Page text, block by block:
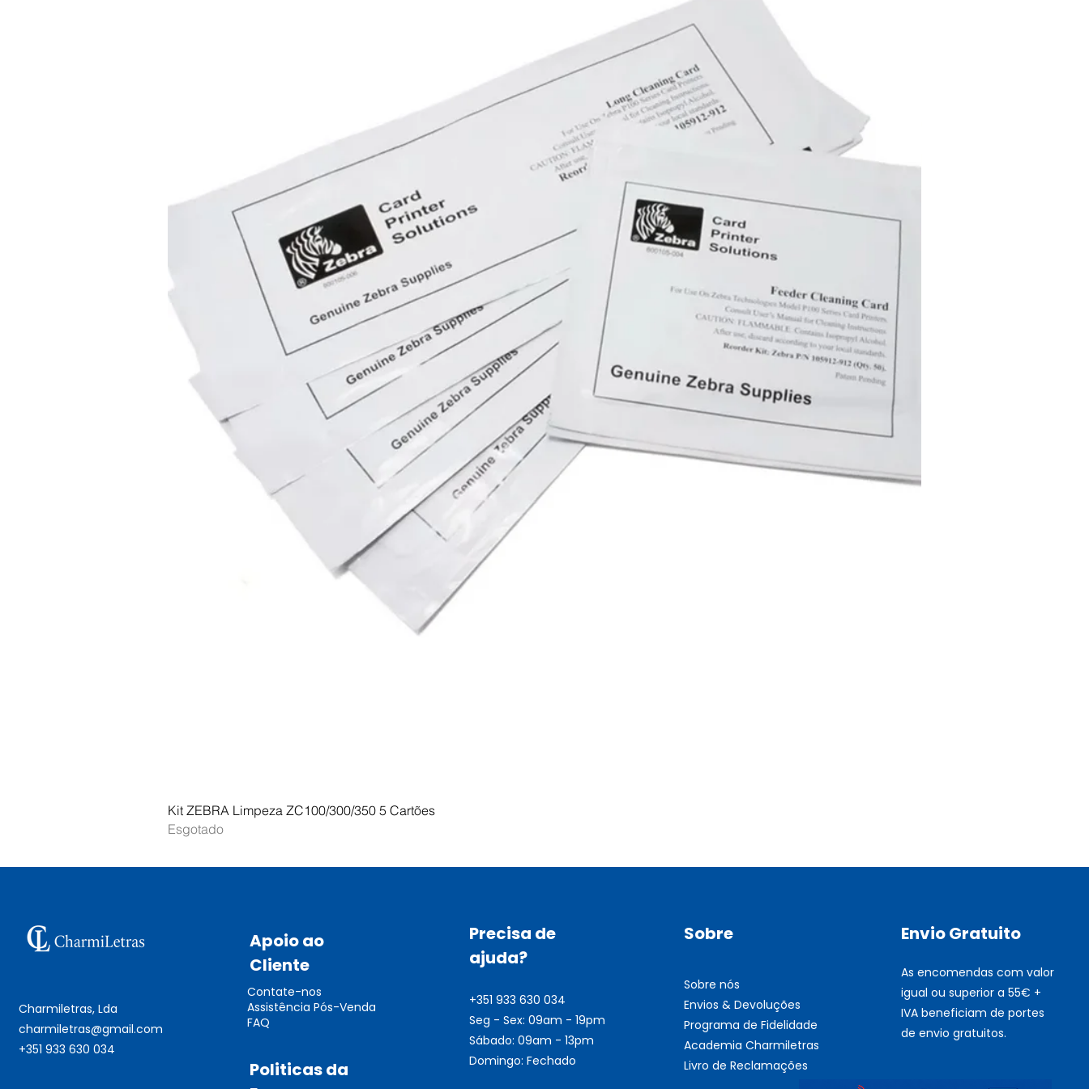
Kit ZEBRA Limpeza ZC100/300/350 5 Cartões
Esgotado
Charmiletras, Lda
charmiletras@gmail.com
+351 933 630 034
Apoio ao
Cliente
Contate-nos
Assistência Pós-Venda
FAQ
Politicas da
Precisa de
ajuda?
+351 933 630 034
Seg - Sex: 09am - 19pm
Sábado: 09am - 13pm
Domingo: Fechado
Sobre
Sobre nós
Envios & Devoluções
Programa de Fidelidade
Academia Charmiletras
Livro de Reclamações
Envio Gratuito
As encomendas com valor
igual ou superior a 55€ +
IVA beneficiam de portes
de envio gratuitos.